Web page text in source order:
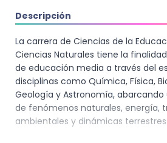
Descripción
La carrera de Ciencias de la
Ciencias Naturales tiene la
de educación media a través del
disciplinas como Química, Física,
Geología y Astronomía,
de fenómenos naturales, energía,
ambientales y dinámicas terrestres.